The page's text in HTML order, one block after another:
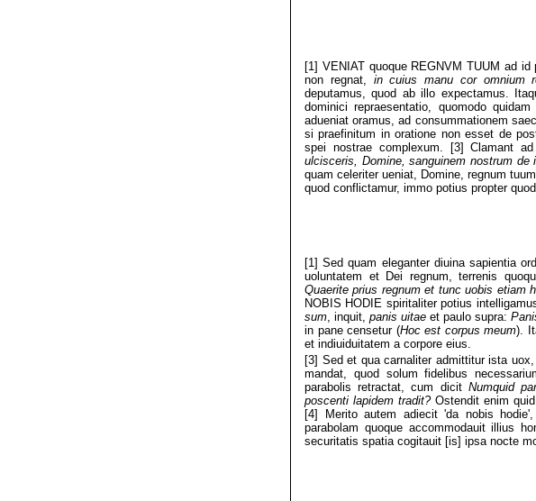
[1] VENIAT quoque REGNVM TUUM ad
non regnat, in cuius manu cor omnium
deputamus, quod ab illo expectamus.
dominici repraesentatio, quomodo
adueniat oramus, ad consummationem
si praefinitum in oratione non esset de
spei nostrae complexum. [3] Clamant
ulcisceris, Domine, sanguinem nostrum de
quam celeriter ueniat, Domine, regnum
quod conflictamur, immo potius propter
[1] Sed quam eleganter diuina sapientia
uoluntatem et Dei regnum, terrenis
Quaerite prius regnum et tunc uobis etiam
NOBIS HODIE spiritaliter potius
sum , inquit,panis uitae et paulo supra:
in pane censetur (Hoc est corpus meum).
et indiuiduitatem a corpore eius.
[3] Sed et qua carnaliter admittitur ista
mandat, quod solum fidelibus
parabolis retractat, cum dicit Numquid
poscenti lapidem tradit?Ostendit enim quid
[4] Merito autem adiecit 'da nobis
parabolam quoque accommodauit illius
securitatis spatia cogitauit [is] ipsa nocte